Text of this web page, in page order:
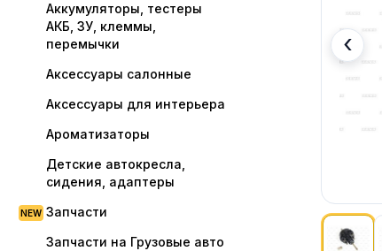
Аккумуляторы, тестеры
АКБ, ЗУ, клеммы,
перемычки
Аксессуары салонные
Аксессуары для интерьера
Ароматизаторы
Детские автокресла,
сидения, адаптеры
Запчасти
Запчасти на Грузовые авто
‹